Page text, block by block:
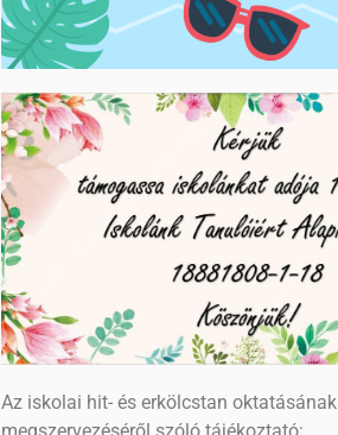
Az iskolai hit- és erkölcstan oktatásának